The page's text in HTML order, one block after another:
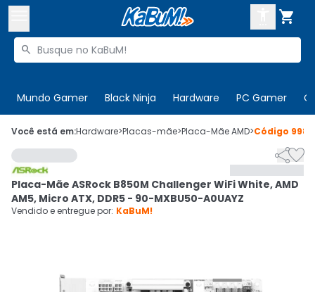

Buscar produtos

Mundo Gamer Black Ninja Hardware PC Gamer
 Olá. Acesse sua conta
 Departamentos
Cupons
CADASTRE-SE
Você está em:Hardware>Placas-mãe>Placa-Mãe AMD>Código

Placa-Mãe ASRock B850M Challenger WiFi White, AMD
AM5, Micro ATX, DDR5 - 90-MXBU50-A0UAYZ
Vendido e entregue por: KaBuM!